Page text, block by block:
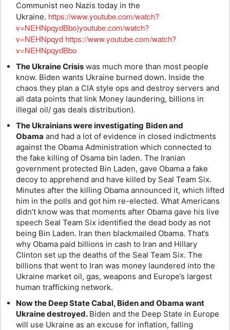
Communist neo Nazis today in the
Ukraine. https://www.youtube.com/watch?
v=NEHNpqydBbo)youtube.com/watch?
v=NEHNpqyd https://www.youtube.com/watch?
v=NEHNpqydBbo
The Ukraine Crisis was much more than most people
know. Biden wants Ukraine burned down. Inside the
chaos they plan a CIA style ops and destroy servers and
all data points that link Money laundering, billions in
illegal oil/ gas deals distribution).
The Ukrainians were investigating Biden and
Obama and had a lot of evidence in closed indictments
against the Obama Administration which connected to
the fake killing of Osama bin laden. The Iranian
government protected Bin Laden, gave Obama a fake
decoy to apprehend and have killed by Seal Team Six.
Minutes after the killing Obama announced it, which lifted
him in the polls and got him re-elected. What Americans
didn’t know was that moments after Obama gave his live
speech Seal Team Six identified the dead body as not
being Bin Laden. Iran then blackmailed Obama. That’s
why Obama paid billions in cash to Iran and Hillary
Clinton set up the deaths of the Seal Team Six. The
billions that went to Iran was money laundered into the
Ukraine market oil, gas, weapons and Europe’s largest
human trafficking network.
Now the Deep State Cabal, Biden and Obama want
Ukraine destroyed. Biden and the Deep State in Europe
will use Ukraine as an excuse for inflation, falling